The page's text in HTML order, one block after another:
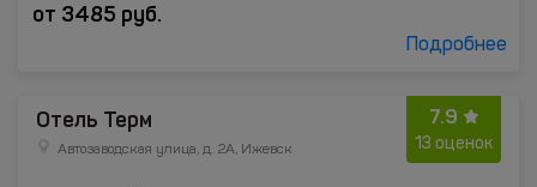
от 3485 руб.
Подробнее
7.9
13 оценок
Отель Терм
Автозаводская улица, д. 2А, Ижевск